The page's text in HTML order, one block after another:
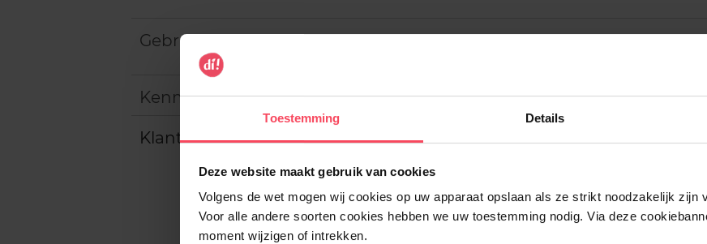
Toestemming Details
Deze website maakt gebruik van cookies
Volgens de wet mogen wij cookies op uw apparaat opslaan als ze strikt noodzakelijk zijn
Voor alle andere soorten cookies hebben we uw toestemming nodig. Via deze
moment wijzigen of intrekken.
Gebruiksadvies
Kenmerken
Klantereview
Nog iets vergeten ?